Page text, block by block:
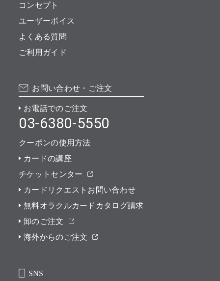
コンセプト
ユーザーボイス
よくある質問
ご利用ガイド
お問い合わせ・ご注文
お電話でのご注文
03-6380-5550
クーポンの使用方法
カードの講座
チケットセンター
カードリクエストお問い合わせ
無料オラクルカードカタログ請求
卸のご注文
海外からのご注文
SNS